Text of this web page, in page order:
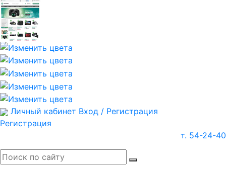
Личный кабинет Вход / Регистрация
Регистрация
т. 54-24-40